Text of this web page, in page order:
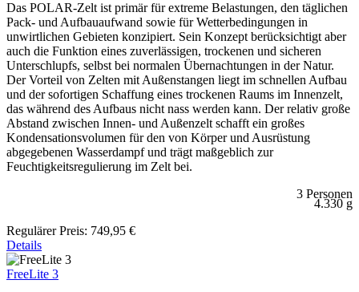
Das POLAR-Zelt ist primär für extreme Belastungen, den täglichen
Pack- und Aufbauaufwand sowie für Wetterbedingungen in
unwirtlichen Gebieten konzipiert. Sein Konzept berücksichtigt aber
auch die Funktion eines zuverlässigen, trockenen und sicheren
Unterschlupfs, selbst bei normalen Übernachtungen in der Natur.
Der Vorteil von Zelten mit Außenstangen liegt im schnellen Aufbau
und der sofortigen Schaffung eines trockenen Raums im Innenzelt,
das während des Aufbaus nicht nass werden kann. Der relativ große
Abstand zwischen Innen- und Außenzelt schafft ein großes
Kondensationsvolumen für den von Körper und Ausrüstung
abgegebenen Wasserdampf und trägt maßgeblich zur
Feuchtigkeitsregulierung im Zelt bei.
3 Personen
4.330 g
Regulärer Preis: 749,95 €
Details
FreeLite 3